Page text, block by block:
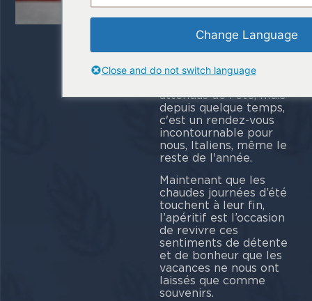
Un bonapéritifÇa
redresse même les
pires journées, êtes-
C'est l'un des
attendus de l'été, mais
depuis quelque temps,
c'est un rendez-vous
incontournable pour
nous, Italiens, même le
reste de l'année.
Maintenant que les
chaudes journées d’été
touchent à leur fin,
l’apéritif est l’occasion
de revivre ces
sentiments de détente
et de bonheur que les
vacances ne nous ont
laissés que comme
souvenirs.
Change Language
Close and do not switch language